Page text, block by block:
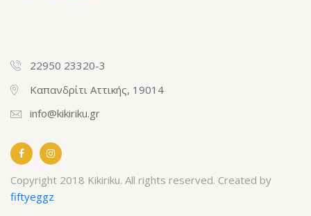
22950 23320-3
Καπανδρίτι Αττικής, 19014
info@kikiriku.gr
Copyright 2018 Kikiriku. All rights reserved. Created by
fiftyeggz